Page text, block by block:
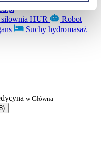
HUR
Robot
Suchy hydromasaż
w Główna